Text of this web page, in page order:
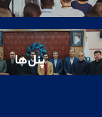
پنل‌ها